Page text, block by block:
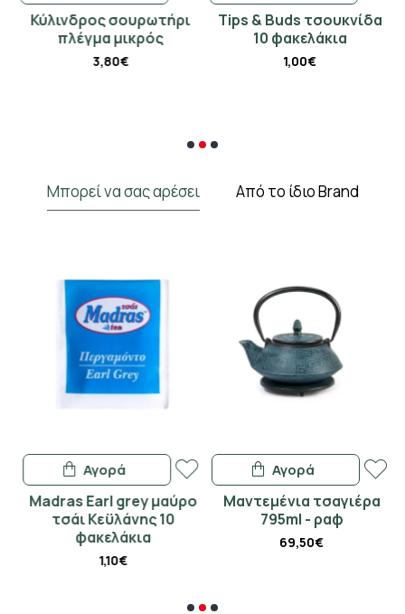
Κύλινδρος σουρωτήρι
πλέγμα μικρός
3,80€
Tips & Buds τσουκνίδα
10 φακελάκια
1,00€
Μπορεί να σας αρέσει Από το ίδιο Brand
Madras Earl grey μαύρο
τσάι Κεϋλάνης 10
φακελάκια
1,10€
Αγορά
Μαντεμένια τσαγιέρα
795ml - ραφ
69,50€
Αγορά